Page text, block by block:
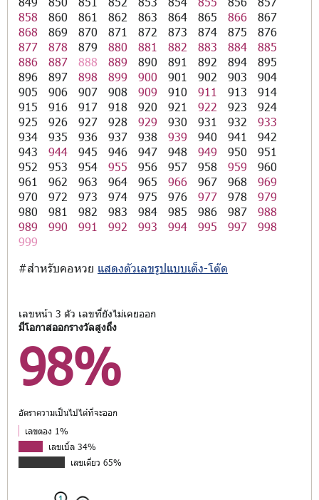
858
860 861 862 863 864 865 866
867
868
869 870 871 872 873 874 875
876
877
878 879 880 881 882 883 884
885
886
887 888 889 890 891 892 894
895
896
897 898 899 900 901 902 903
904
905
906 907 908 909 910 911 913
914
915
916 917 918 920 921 922 923
924
925
926 927 928 929 930 931 932
933
934
935 936 937 938 939 940 941
942
943
944 945 946 947 948 949 950
951
952
953 954 955 956 957 958 959
960
961
962 963 964 965 966 967 968
969
970
972 973 974 975 976 977 978
979
980
981 982 983 984 985 986 987
988
989
990 991 992 993 994 995 997
998
999
#สำหรับคอหวย แสดงตัวเลขรูปแบบเต็ง-โต๊ด
เลขหน้า 3 ตัว เลขที่ยังไม่เคยออก
มีโอกาสออกรางวัลสูงถึง
98%
อัตราความเป็นไปได้ที่จะออก
เลขตอง 1%
เลขเบิ้ล 34%
เลขเดี่ยว 65%